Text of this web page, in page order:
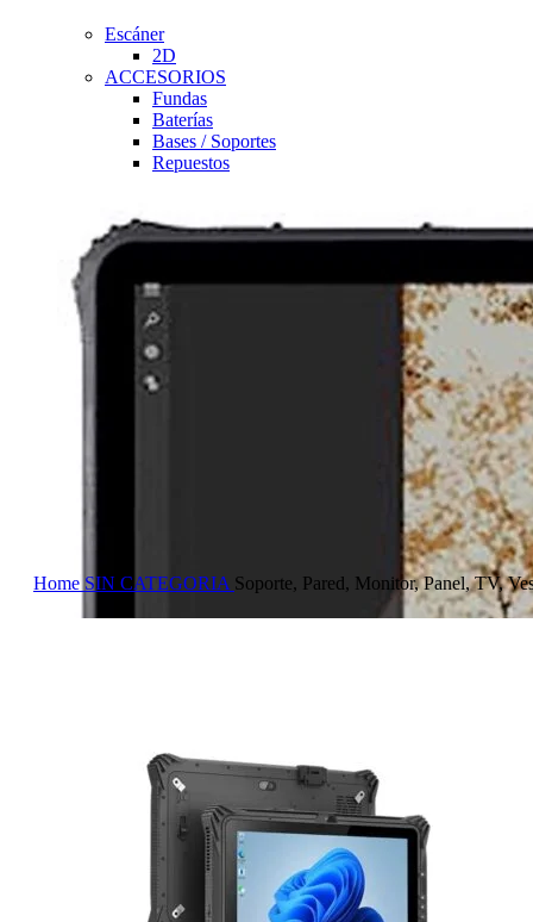
Escáner
2D
ACCESORIOS
Fundas
Baterías
Bases / Soportes
Repuestos
Home SIN CATEGORIA Soporte, Pared, Monitor, Panel, TV,